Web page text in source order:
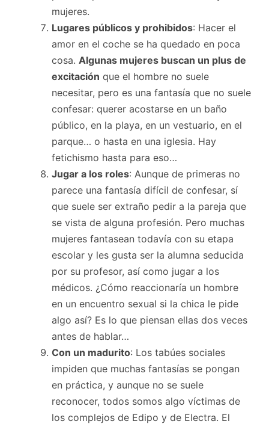
mujeres.
Lugares públicos y prohibidos: Hacer el
amor en el coche se ha quedado en poca
cosa. Algunas mujeres buscan un plus de
excitación que el hombre no suele
necesitar, pero es una fantasía que no suele
confesar: querer acostarse en un baño
público, en la playa, en un vestuario, en el
parque… o hasta en una iglesia. Hay
fetichismo hasta para eso…
Jugar a los roles: Aunque de primeras no
parece una fantasía difícil de confesar, sí
que suele ser extraño pedir a la pareja que
se vista de alguna profesión. Pero muchas
mujeres fantasean todavía con su etapa
escolar y les gusta ser la alumna seducida
por su profesor, así como jugar a los
médicos. ¿Cómo reaccionaría un hombre
en un encuentro sexual si la chica le pide
algo así? Es lo que piensan ellas dos veces
antes de hablar…
Con un madurito: Los tabúes sociales
impiden que muchas fantasías se pongan
en práctica, y aunque no se suele
reconocer, todos somos algo víctimas de
los complejos de Edipo y de Electra. El